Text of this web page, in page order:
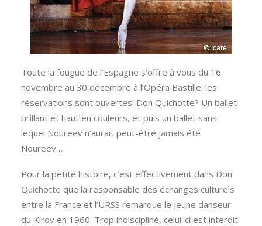
Toute la fougue de l’Espagne s’offre à vous du 16
novembre au 30 décembre à l’Opéra Bastille: les
réservations sont ouvertes! Don Quichotte? Un ballet
brillant et haut en couleurs, et puis un ballet sans
lequel Noureev n’aurait peut-être jamais été
Noureev…
Pour la petite histoire, c’est effectivement dans Don
Quichotte que la responsable des échanges culturels
entre la France et l’URSS remarque le jeune danseur
du Kirov en 1960. Trop indiscipliné, celui-ci est interdit